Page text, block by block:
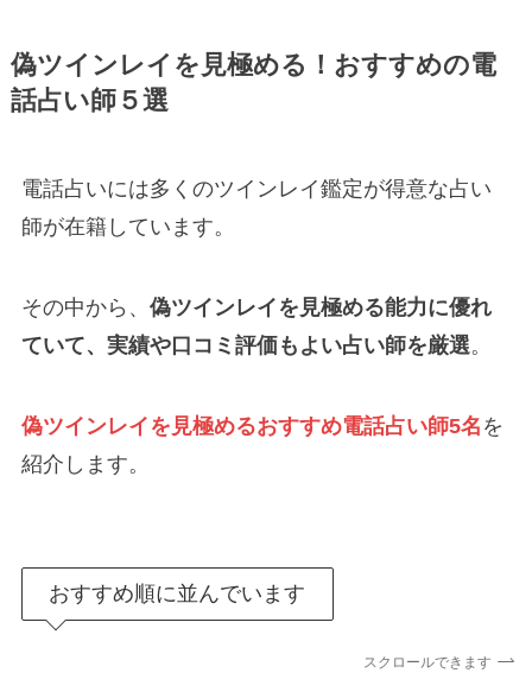
偽ツインレイを見極める！おすすめの電
話占い師５選
電話占いには多くのツインレイ鑑定が得意な占い
師が在籍しています。
その中から、 偽ツインレイを見極める能力に優れ
ていて、実績や口コミ評価もよい占い師を厳選。
偽ツインレイを見極めるおすすめ電話占い師5名 を
紹介します。
おすすめ順に並んでいます
スクロールできます